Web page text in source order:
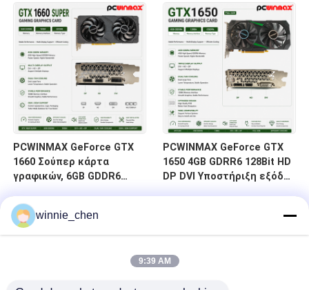
με HD/DP/DVI Διαθέσιμο
για εκδόσεις
επιτραπέζιων
υπολογιστών
DVI 14Gbps Μνήμη
PCWINMAX GeForce GTX
1660 Σούπερ κάρτα
γραφικών, 6GB GDDR6
κάρτα βίντεο PCIe 3.0 x16
1660S κάρτες παιχνιδιών
PCWINMAX GeForce GTX
1650 4GB GDRR6 128Bit HD
DP DVI Υποστήριξη εξόδου
winnie_chen
9:39 AM